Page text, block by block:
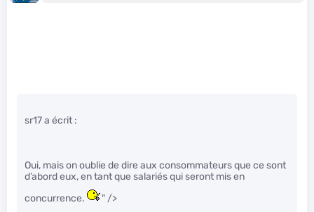
sr17 a écrit :
Oui, mais on oublie de dire aux consommateurs que ce sont
d’abord eux, en tant que salariés qui seront mis en
concurrence.
" />